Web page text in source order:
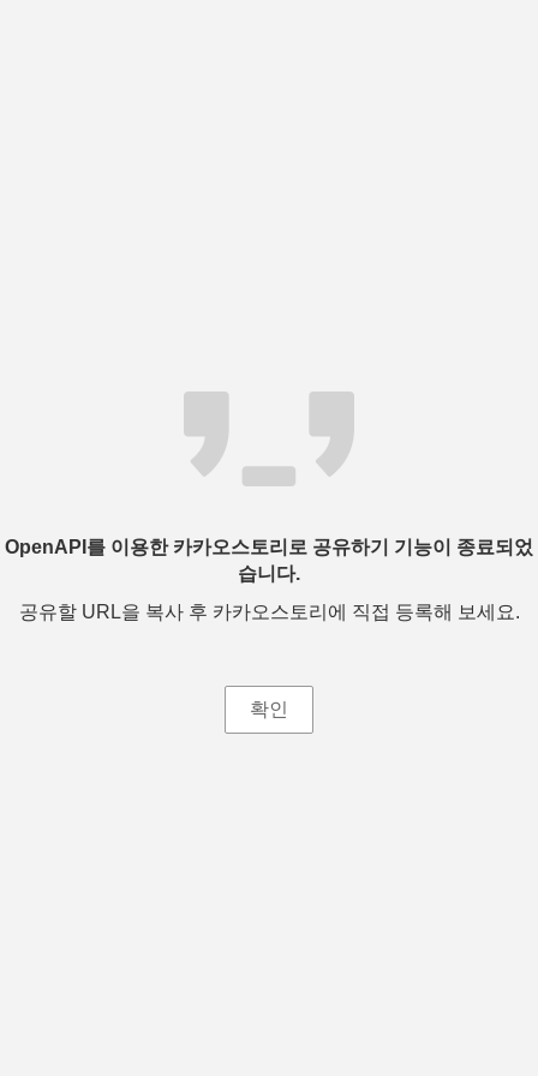
OpenAPI를 이용한 카카오스토리로 공유하기 기능이 종료되었
습니다.
공유할 URL을 복사 후 카카오스토리에 직접 등록해 보세요.
확인